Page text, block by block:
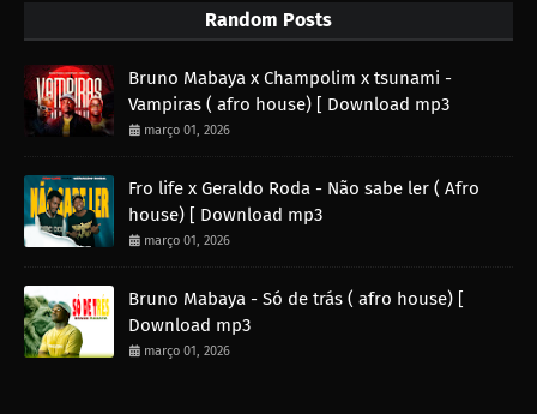
Random Posts
Bruno Mabaya x Champolim x tsunami -
Vampiras ( afro house) [ Download mp3
março 01, 2026
Fro life x Geraldo Roda - Não sabe ler ( Afro
house) [ Download mp3
março 01, 2026
Bruno Mabaya - Só de trás ( afro house) [
Download mp3
março 01, 2026